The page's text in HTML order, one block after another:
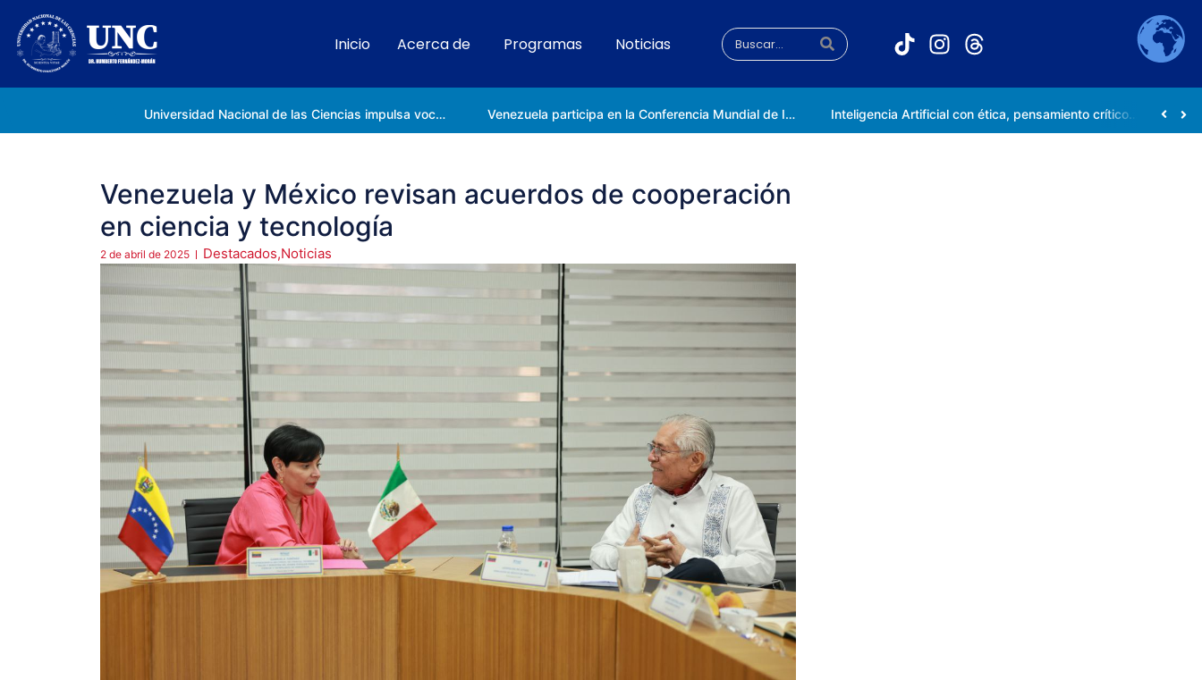
Inicio Acerca de Programas Noticias
Universidad Nacional de las Ciencias impulsa vocaciones científicas en la Expoferia de Oportunidades de Estudio 2026 Venezuela participa en la Conferencia Mundial de Inteligencia Artificial en Shanghái Inteligencia Artificial con ética, pensamiento crítico y compromiso social
Venezuela y México revisan acuerdos de cooperación
en ciencia y tecnología
2 de abril de 2025 Destacados,Noticias